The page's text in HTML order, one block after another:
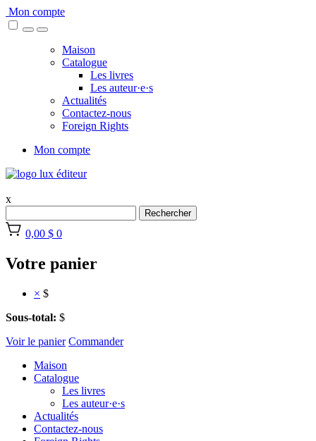
Skip
to
Mon compte
Maison
Catalogue
Les livres
Les auteur·e·s
Actualités
Contactez-nous
Foreign Rights
Mon compte
x
Rechercher
0,00 $ 0
Votre panier
× $
Sous-total: $
Voir le panier Commander
Maison
Catalogue
Les livres
Les auteur·e·s
Actualités
Contactez-nous